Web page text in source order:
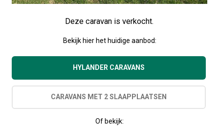
Deze caravan is verkocht.
Bekijk hier het huidige aanbod:
HYLANDER CARAVANS
CARAVANS MET 2 SLAAPPLAATSEN
Of bekijk: